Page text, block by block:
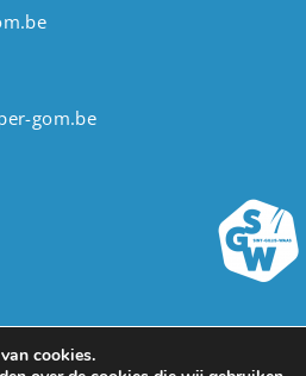
gom.be
cookies.